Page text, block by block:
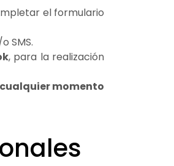
el formulario
SMS.
, para la realización
momento